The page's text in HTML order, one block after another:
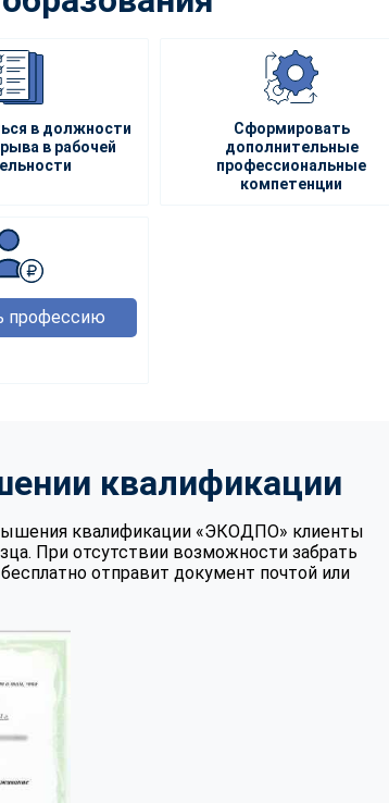
в должности
в рабочей
Сформировать
дополнительные
профессиональные
компетенции
профессию
квалификации
квалификации «ЭКОДПО» клиенты
При отсутствии возможности забрать
отправит документ почтой или